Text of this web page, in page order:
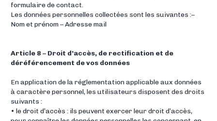
formulaire de contact.
Les données personnelles collectées sont les suivantes :–
Nom et prénom – Adresse mail
Article 8 – Droit d’accès, de rectification et de
déréférencement de vos données
En application de la réglementation applicable aux données
à caractère personnel, les utilisateurs disposent des droits
suivants :
• le droit d’accès : ils peuvent exercer leur droit d’accès,